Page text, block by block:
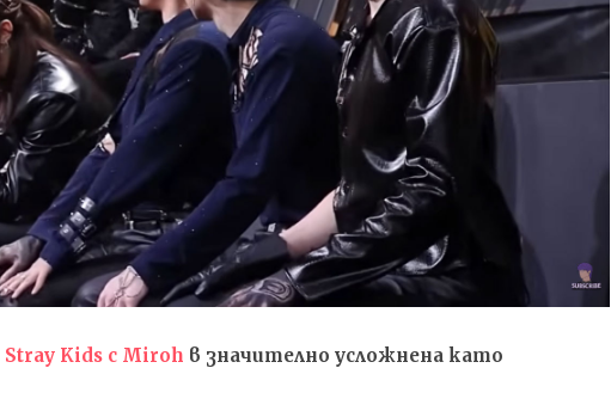
Stray Kids с Miroh в значително усложнена като